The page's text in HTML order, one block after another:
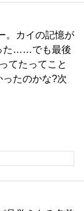
。カイの記憶が
た……でも最後
てたってこと
たのかな?次